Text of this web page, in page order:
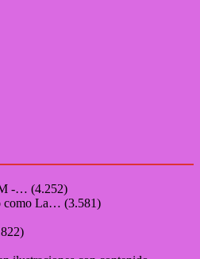
-… (4.252)
como La… (3.581)